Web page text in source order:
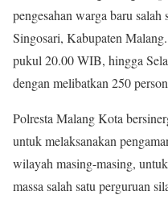
pengesahan warga baru
Singosari, Kabupaten
pukul 20.00 WIB, hingga
dengan melibatkan 250
Polresta Malang Kota
untuk melaksanakan
wilayah masing-masing,
massa salah satu perguruan